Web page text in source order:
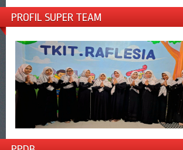
PROFIL SUPER TEAM